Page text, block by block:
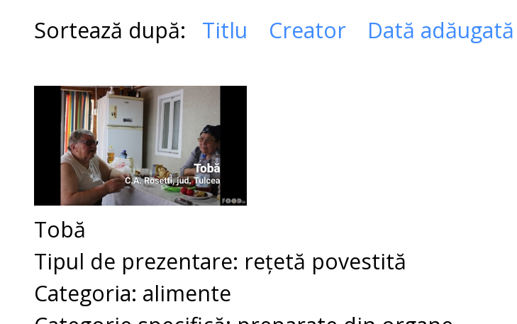
Sortează după: Titlu Creator Dată adăugată
Tobă
Tipul de prezentare: rețetă povestită
Categoria: alimente